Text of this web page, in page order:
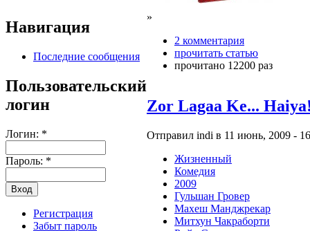
Навигация
Последние сообщения
Пользовательский
логин
Логин: *
Пароль: *
Регистрация
Забыт пароль
»
2 комментария
прочитать статью
прочитано 12200 раз
Zor Lagaa Ke...
Отправил indi в 11 июнь, 2009 -
Жизненный
Комедия
2009
Гульшан Гровер
Махеш Манджрекар
Митхун Чакраборти